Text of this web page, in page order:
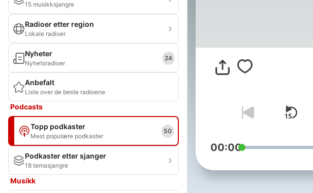
15 musikksjangre
Radioer etter region
Lokale radioer
Nyheter
Nyhetsradioer
24
Anbefalt
Liste over de beste radioene
Podcasts
Topp podkaster
Mest populære podkaster
50
Podkaster etter sjanger
18 temasjangre
Musikk
00:00